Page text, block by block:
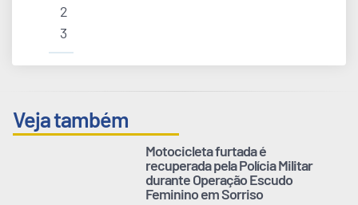
2
3
Veja também
Motocicleta furtada é
recuperada pela Polícia Militar
durante Operação Escudo
Feminino em Sorriso